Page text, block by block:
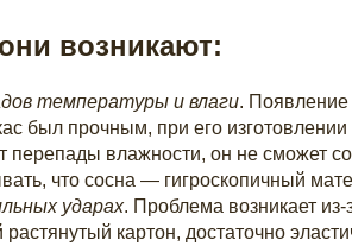
возникают:
температуры и влаги. Появление
был прочным, при его
перепады влажности, он не сможет
что сосна — гигроскопичный
ударах. Проблема возникает
растянутый картон, достаточно